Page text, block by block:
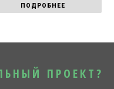
ПОДРОБНЕЕ
ПРОЕКТ?